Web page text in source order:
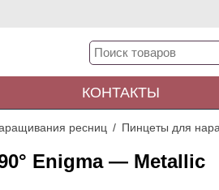
КОНТАКТЫ
ресниц Пинцеты для
Enigma — Metallic